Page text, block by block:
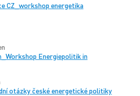
CZ_workshop energetika
Energiepolitik in
otázky české energetické politiky